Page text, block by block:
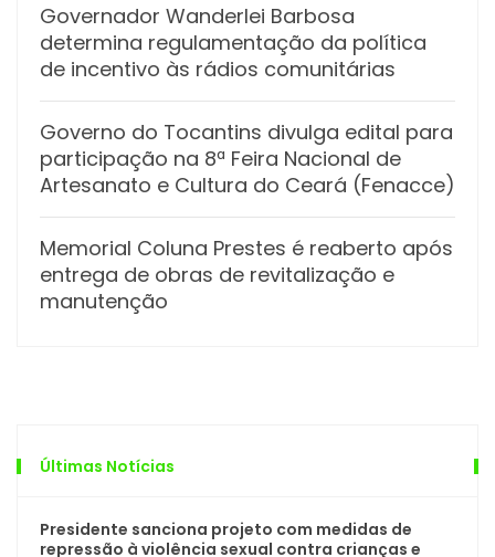
Governador Wanderlei Barbosa
determina regulamentação da política
de incentivo às rádios comunitárias
Governo do Tocantins divulga edital para
participação na 8ª Feira Nacional de
Artesanato e Cultura do Ceará (Fenacce)
Memorial Coluna Prestes é reaberto após
entrega de obras de revitalização e
manutenção
Últimas Notícias
Presidente sanciona projeto com medidas de
repressão à violência sexual contra crianças e